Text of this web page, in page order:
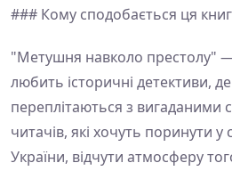
### Кому сподобається ця
"Метушня навколо престолу" —
любить історичні детективи, де
переплітаються з вигаданими
читачів, які хочуть поринути у
України, відчути атмосферу